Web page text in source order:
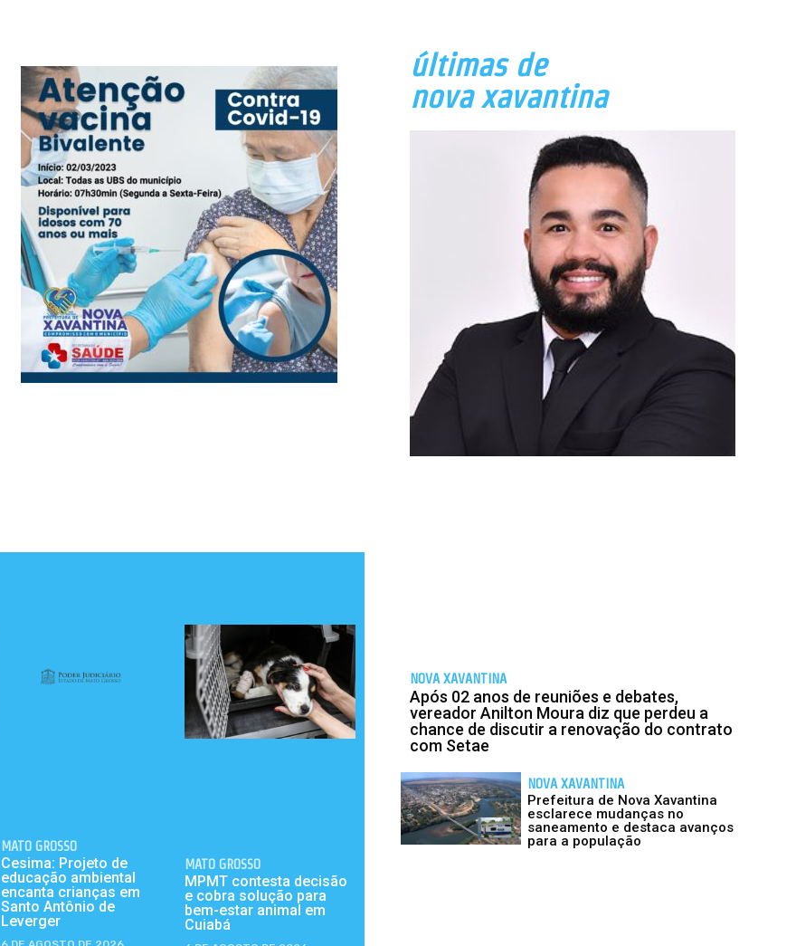
MATO GROSSO
Cesima: Projeto de
educação ambiental
encanta crianças em
Santo Antônio de
Leverger
MATO GROSSO
MPMT contesta decisão
e cobra solução para
bem-estar animal em
Cuiabá
últimas de
nova xavantina
NOVA XAVANTINA
Após 02 anos de reuniões e debates,
vereador Anilton Moura diz que perdeu a
chance de discutir a renovação do contrato
com Setae
NOVA XAVANTINA
Prefeitura de Nova Xavantina
esclarece mudanças no
saneamento e destaca avanços
para a população